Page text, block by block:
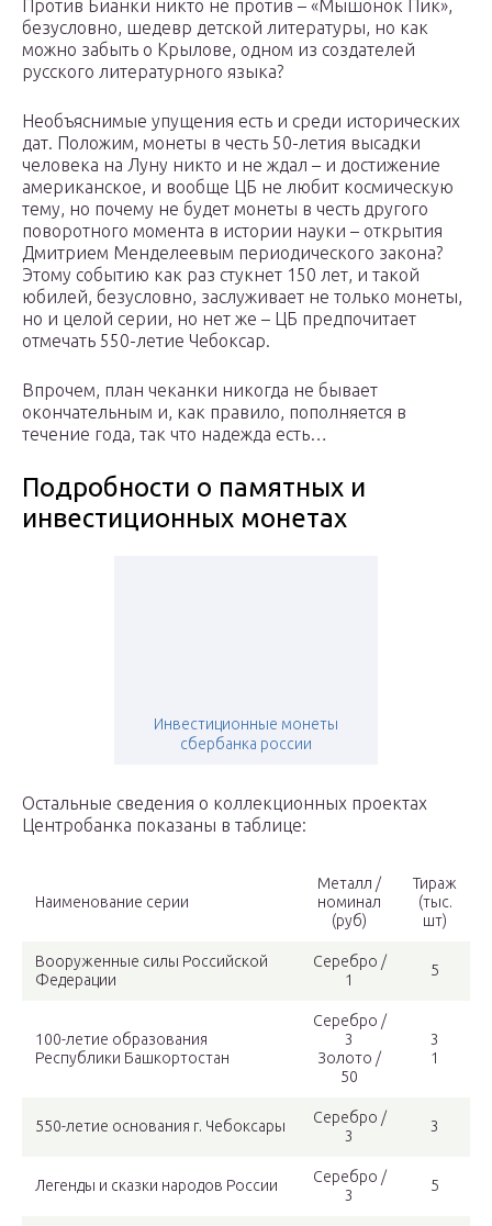
Против Бианки никто не против – «Мышонок Пик»,
безусловно, шедевр детской литературы, но как
можно забыть о Крылове, одном из создателей
русского литературного языка?
Необъяснимые упущения есть и среди исторических
дат. Положим, монеты в честь 50-летия высадки
человека на Луну никто и не ждал – и достижение
американское, и вообще ЦБ не любит космическую
тему, но почему не будет монеты в честь другого
поворотного момента в истории науки – открытия
Дмитрием Менделеевым периодического закона?
Этому событию как раз стукнет 150 лет, и такой
юбилей, безусловно, заслуживает не только монеты,
но и целой серии, но нет же – ЦБ предпочитает
отмечать 550-летие Чебоксар.
Впрочем, план чеканки никогда не бывает
окончательным и, как правило, пополняется в
течение года, так что надежда есть…
Подробности о памятных и
инвестиционных монетах
Инвестиционные монеты
сбербанка россии
Остальные сведения о коллекционных проектах
Центробанка показаны в таблице:
Наименование серии
Металл /
номинал
(руб)
Тираж
(тыс.
шт)
Вооруженные силы Российской
Федерации
Серебро /
1
5
100-летие образования
Республики Башкортостан
Серебро /
3
Золото /
50
3
1
550-летие основания г. Чебоксары
Серебро /
3
3
Легенды и сказки народов России
Серебро /
3
5